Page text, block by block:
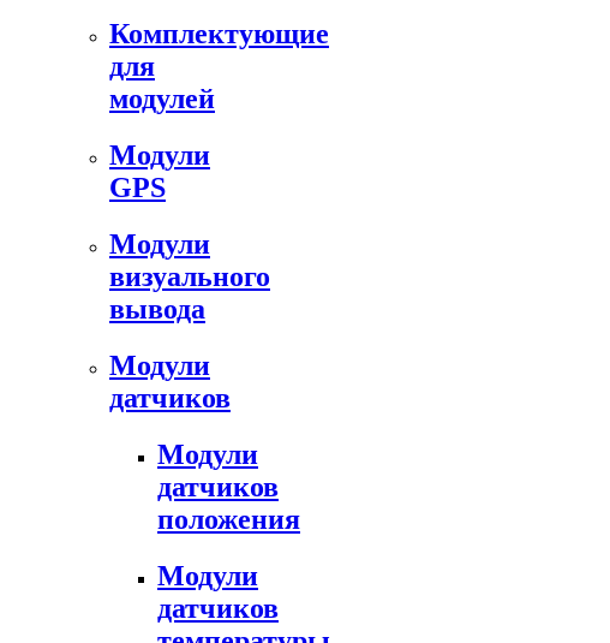
Комплектующие
для
модулей
Модули
GPS
Модули
визуального
вывода
Модули
датчиков
Модули
датчиков
положения
Модули
датчиков